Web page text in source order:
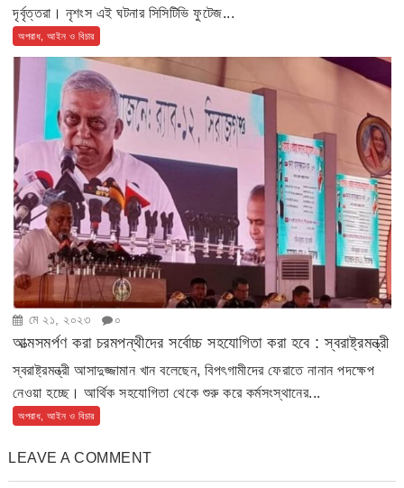
দৃর্বৃত্তরা। নৃশংস এই ঘটনার সিসিটিভি ফুটেজ...
অপরাধ, আইন ও বিচার
মে ২১, ২০২৩ ০
আত্মসমর্পণ করা চরমপন্থীদের সর্বোচ্চ সহযোগিতা করা হবে : স্বরাষ্ট্রমন্ত্রী
স্বরাষ্ট্রমন্ত্রী আসাদুজ্জামান খান বলেছেন, বিপৎগামীদের ফেরাতে নানান পদক্ষেপ
নেওয়া হচ্ছে। আর্থিক সহযোগিতা থেকে শুরু করে কর্মসংস্থানের...
অপরাধ, আইন ও বিচার
LEAVE A COMMENT